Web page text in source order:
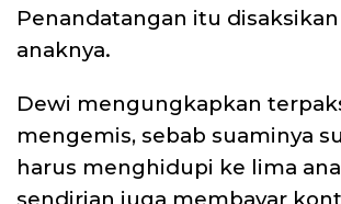
Penandatangan itu
anaknya.
Dewi mengungkapkan
mengemis, sebab suaminya
harus menghidupi ke lima